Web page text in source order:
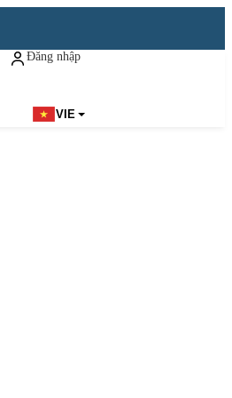
Đăng nhập
VIE